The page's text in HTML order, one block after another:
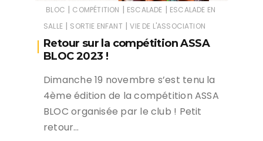
BLOC | COMPÉTITION | ESCALADE | ESCALADE EN
SALLE | SORTIE ENFANT | VIE DE L'ASSOCIATION
Retour sur la compétition ASSA
BLOC 2023 !
Dimanche 19 novembre s’est tenu la
4ème édition de la compétition ASSA
BLOC organisée par le club ! Petit
retour…